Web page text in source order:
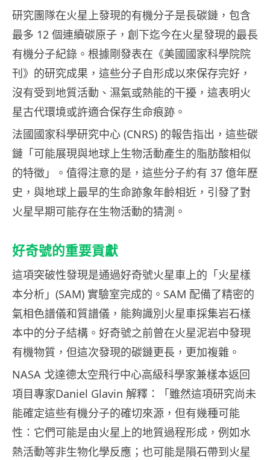
研究團隊在火星上發現的有機分子是長碳鏈，包含
最多 12 個連續碳原子，創下迄今在火星發現的最長
有機分子紀錄。根據剛發表在《美國國家科學院院
刊》的研究成果，這些分子自形成以來保存完好，
沒有受到地質活動、濕氣或熱能的干擾，這表明火
星古代環境或許適合保存生命痕跡。
法國國家科學研究中心 (CNRS) 的報告指出，這些碳
鏈「可能展現與地球上生物活動產生的脂肪酸相似
的特徵」。值得注意的是，這些分子約有 37 億年歷
史，與地球上最早的生命跡象年齡相近，引發了對
火星早期可能存在生物活動的猜測。
好奇號的重要貢獻
這項突破性發現是通過好奇號火星車上的「火星樣
本分析」(SAM) 實驗室完成的。SAM 配備了精密的
氣相色譜儀和質譜儀，能夠識別火星車採集岩石樣
本中的分子結構。好奇號之前曾在火星泥岩中發現
有機物質，但這次發現的碳鏈更長，更加複雜。
NASA 戈達德太空飛行中心高級科學家兼樣本返回
項目專家Daniel Glavin 解釋：「雖然這項研究尚未
能確定這些有機分子的確切來源，但有幾種可能
性：它們可能是由火星上的地質過程形成，例如水
熱活動等非生物化學反應；也可能是隕石帶到火星